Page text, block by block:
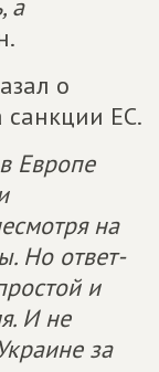
а
о
санкции ЕС.
Европе
на
Но ответ-
и
И не
за